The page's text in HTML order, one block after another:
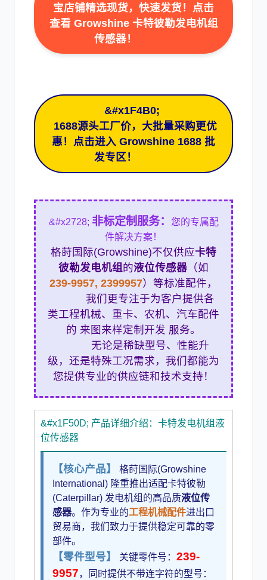
奔驰 加藤
约翰迪尔 徐工
利勃海尔 凯斯
山猫
潍柴 川崎
宝店铺精选现货，快速发货！点击
查看 Growshine 卡特彼勒发电机组
传感器！
&#x1F4B0;
1688源头工厂价，大批量采购更优
惠！点击进入 Growshine 1688 批
发专区！
&#x2728; 非标定制服务：
您的专属配
件解决方案！
格莳国际(Growshine)不仅供应卡特
彼勒发电机组的液位传感器 （如
239-9957, 2399957）等标准配件，
我们更专注于为客户提供各
类工程机械、重卡、农机、汽车配件
的 来图来样定制开发 服务。
无论是稀缺型号、性能升
级，还是特殊工况需求，我们都能为
您提供专业的供应链和技术支持！
&#x1F50D; 产品详细介绍：卡特发电机组液
位传感器
【核心产品】
格莳国际(Growshine
International) 隆重推出适配卡特彼勒
(Caterpillar) 发电机组的高品质液位传
感器。作为专业的工程机械配件进出口
贸易商，我们致力于提供稳定可靠的零
部件。
【零件型号】 关键零件号： 239-
9957，同时提供不带连字符的型号：